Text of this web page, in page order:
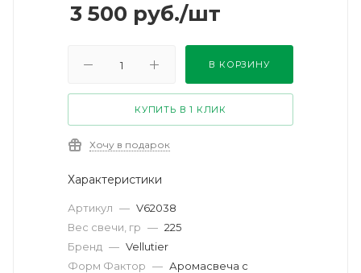
3 500 руб./шт
В КОРЗИНУ
КУПИТЬ В 1 КЛИК
Хочу в подарок
Характеристики
Артикул — V62038
Вес свечи, гр — 225
Бренд — Vellutier
Форм Фактор — Аромасвеча с